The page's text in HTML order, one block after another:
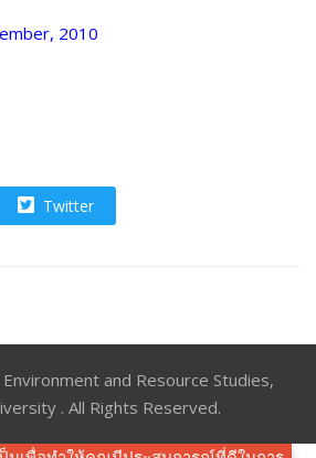
2010
Twitter
and Resource Studies,
. All Rights Reserved.